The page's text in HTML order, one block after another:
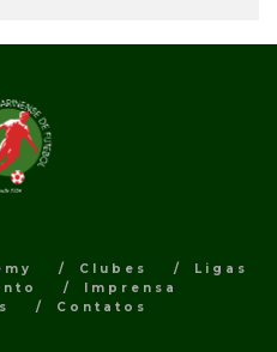
Clubes
Ligas
Imprensa
Contatos